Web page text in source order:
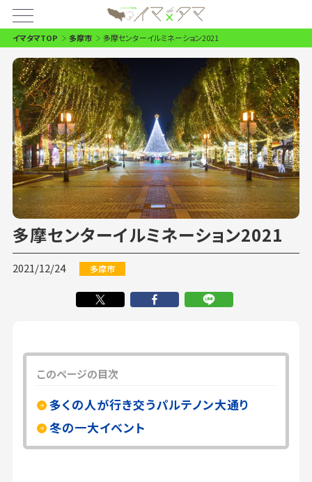
イマタマTOP 多摩市 多摩センターイルミネーション2021
多摩センターイルミネーション2021
2021/12/24 多摩市
このページの目次
多くの人が行き交うパルテノン大通り
冬の一大イベント